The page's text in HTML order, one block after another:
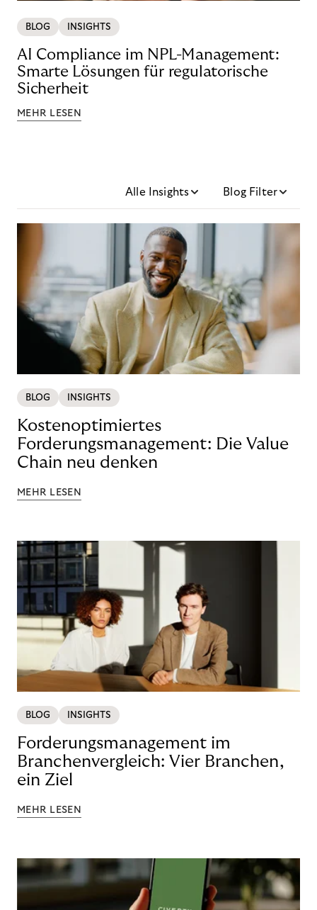
BLOG INSIGHTS
AI Compliance im NPL-Management:
Smarte Lösungen für regulatorische
Sicherheit
MEHR LESEN
Alle Insights Blog Filter
BLOG INSIGHTS
Kostenoptimiertes
Forderungsmanagement: Die Value
Chain neu denken
MEHR LESEN
BLOG INSIGHTS
Forderungsmanagement im
Branchenvergleich: Vier Branchen,
ein Ziel
MEHR LESEN